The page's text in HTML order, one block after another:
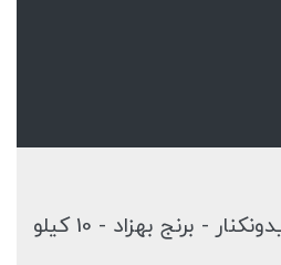
- برنج بهزاد - 10 کیلو